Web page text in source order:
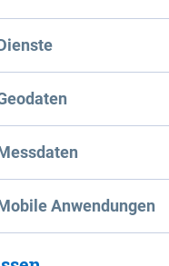
Anwendungen